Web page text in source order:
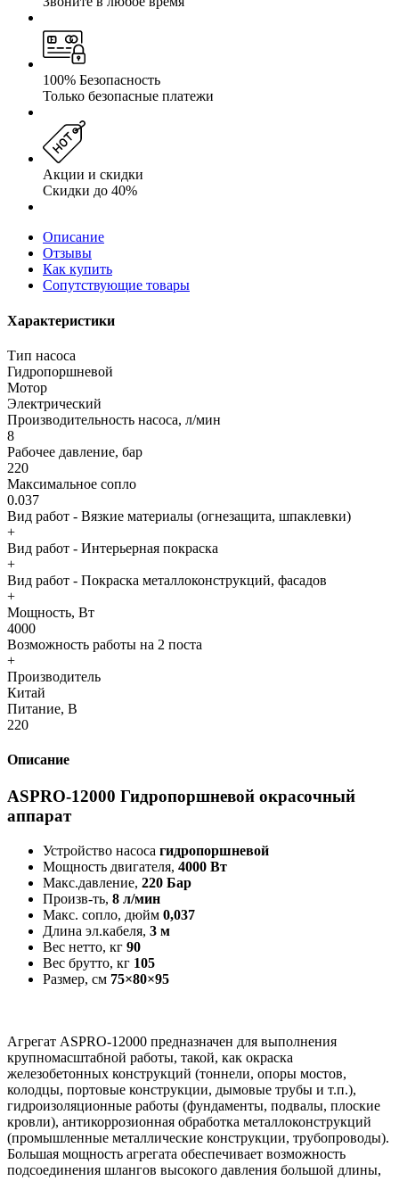
100% Безопасность
Только безопасные платежи
Акции и скидки
Скидки до 40%
Описание
Отзывы
Как купить
Сопутствующие товары
Характеристики
Тип насоса
Гидропоршневой
Мотор
Электрический
Производительность насоса, л/мин
8
Рабочее давление, бар
220
Максимальное сопло
0.037
Вид работ - Вязкие материалы (огнезащита, шпаклевки)
+
Вид работ - Интерьерная покраска
+
Вид работ - Покраска металлоконструкций, фасадов
+
Мощность, Вт
4000
Возможность работы на 2 поста
+
Производитель
Китай
Питание, В
220
Описание
ASPRO-12000 Гидропоршневой окрасочный
аппарат
Устройство насоса гидропоршневой
Мощность двигателя, 4000 Вт
Макс.давление, 220 Бар
Произв-ть, 8 л/мин
Макс. сопло, дюйм 0,037
Длина эл.кабеля, 3 м
Вес нетто, кг 90
Вес брутто, кг 105
Размер, см 75×80×95
Агрегат ASPRO-12000 предназначен для выполнения
крупномасштабной работы, такой, как окраска
железобетонных конструкций (тоннели, опоры мостов,
колодцы, портовые конструкции, дымовые трубы и т.п.),
гидроизоляционные работы (фундаменты, подвалы, плоские
кровли), антикоррозионная обработка металлоконструкций
(промышленные металлические конструкции, трубопроводы).
Большая мощность агрегата обеспечивает возможность
подсоединения шлангов высокого давления большой длины,